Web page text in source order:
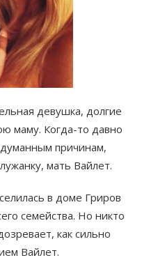
девушка, долгие
маму. Когда-то давно
причинам,
мать Вайлет.
в доме Гриров
семейства. Но никто
как сильно
Вайлет.